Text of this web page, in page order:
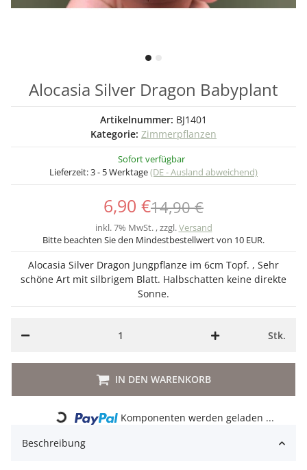
Alocasia Silver Dragon Babyplant
Artikelnummer: BJ1401
Kategorie: Zimmerpflanzen
Sofort verfügbar
Lieferzeit:3 - 5 Werktage(DE - Ausland abweichend)
6,90 €14,90 €
inkl. 7% MwSt. , zzgl.Versand
Bitte beachten Sie den Mindestbestellwert von 10 EUR.
Alocasia Silver Dragon Jungpflanze im 6cm Topf. , Sehr
schöne Art mit silbrigem Blatt. Halbschatten keine direkte
Sonne.
Stk.
IN DEN WARENKORB
Loading...
Komponenten werden geladen ...
Beschreibung